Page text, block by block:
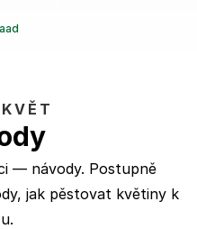
— návody. Postupně
jak pěstovat květiny k